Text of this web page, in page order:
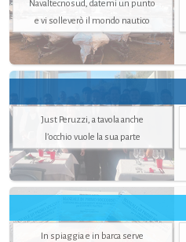
Navaltecnosud, datemi un punto
e vi solleverò il mondo nautico
Just Peruzzi, a tavola anche
l’occhio vuole la sua parte
In spiaggia e in barca serve